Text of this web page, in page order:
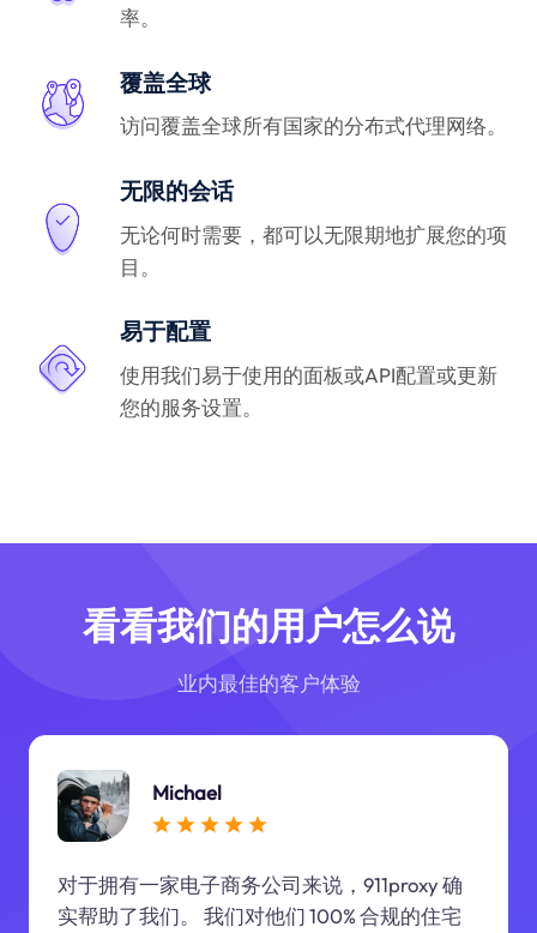
率。
覆盖全球
访问覆盖全球所有国家的分布式代理网络。
无限的会话
无论何时需要，都可以无限期地扩展您的项
目。
易于配置
使用我们易于使用的面板或API配置或更新
您的服务设置。
看看我们的用户怎么说
业内最佳的客户体验
Michael
对于拥有一家电子商务公司来说，911proxy 确
实帮助了我们。 我们对他们 100% 合规的住宅